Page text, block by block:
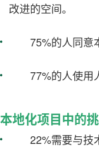
改进的空间。
75%的人同意
77%的人使用
本地化项目中的
22%需要与技